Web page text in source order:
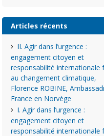
Articles récents
II. Agir dans l’urgence :
engagement citoyen et
responsabilité internationale
au changement climatique,
Florence ROBINE,
France en Norvège
I. Agir dans l’urgence :
engagement citoyen et
responsabilité internationale